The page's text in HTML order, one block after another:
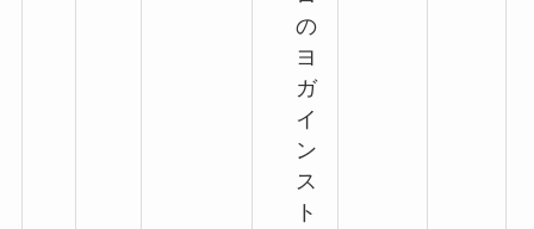
の
ヨ
ガ
イ
ン
ス
ト